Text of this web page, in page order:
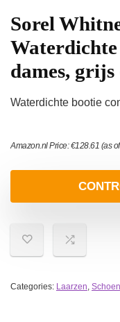
Sorel
dames,
Waterdichte bootie
Amazon.nl Price:€128.61 (as
Categories: Laarzen,